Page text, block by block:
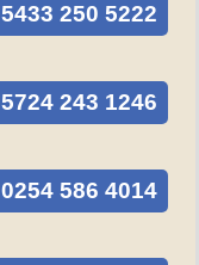
5433 250 5222
5724 243 1246
0254 586 4014